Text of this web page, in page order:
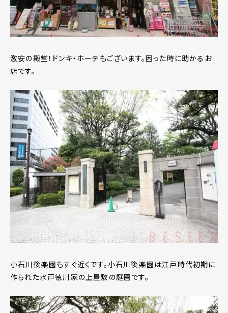
激安の殿堂！ドンキ・ホーテもございます。困った時に助かるお
店です。
小石川後楽園もすぐ近くです。小石川後楽園は江戸時代初期に
作られた水戸徳川家の上屋敷の庭園です。